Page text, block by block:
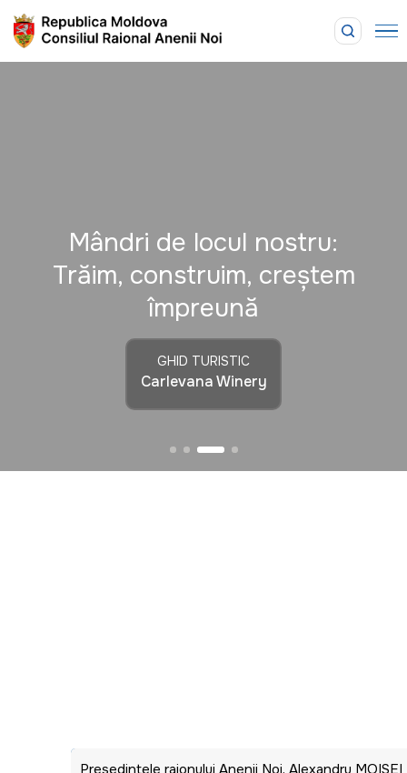
Mândri de locul nostru:
Trăim, construim, creștem
împreună
GHID TURISTIC
Carlevana Winery
Preşedintele raionului Anenii Noi, Alexandru MOISEI